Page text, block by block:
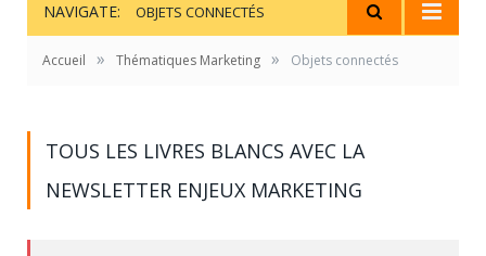
NAVIGATE: OBJETS CONNECTÉS
Accueil » Thématiques Marketing » Objets connectés
TOUS LES LIVRES BLANCS AVEC LA
NEWSLETTER ENJEUX MARKETING